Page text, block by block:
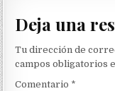
Deja una
Tu dirección de
campos obligatorios
Comentario *